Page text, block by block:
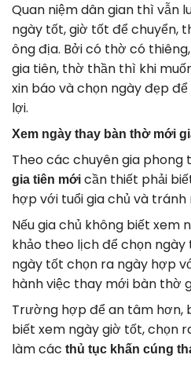
Quan niệm dân gian thì vẫn
ngày tốt, giờ tốt để chuyển,
ông địa. Bởi có thờ có
gia tiên, thờ thần thì khi
xin báo và chọn ngày đẹp
lợi.
Xem ngày thay bàn thờ mới
Theo các chuyên gia phong
gia tiên mới cần thiết phải
hợp với tuổi gia chủ và tránh
Nếu gia chủ không biết xem
khảo theo lịch để chọn ngày
ngày tốt chọn ra ngày hợp
hành việc thay mới bàn thờ
Trường hợp để an tâm hơn,
biết xem ngày giờ tốt, chọn
làm các thủ tục khấn cúng